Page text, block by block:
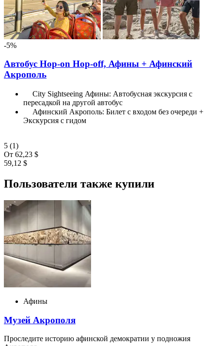
-5%
Автобус Hop-on Hop-off, Афины + Афинский
Акрополь
City Sightseeing Афины: Автобусная экскурсия с
пересадкой на другой автобус
Афинский Акрополь: Билет с входом без очереди +
Экскурсия с гидом
5 (1)
От 62,23 $
59,12 $
Пользователи также купили
Афины
Музей Акрополя
Проследите историю афинской демократии у подножия